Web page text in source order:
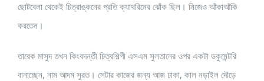
ছোটবেলা থেকেই চিত্রাঙ্কনের প্রতি ক্যাথরিনের ঝোঁক ছিল। নিজেও আঁকাআঁকি
করতেন।
তারেক মাসুদ তখন কিংবদন্তী চিত্রশিল্পী এসএম সুলতানের ওপর একটা ডকুমেন্টরি
বানাচ্ছেন, নাম আদম সুরত। সেটার কাজের জন্য আজ ঢাকা, কাল নড়াইল দৌড়ে